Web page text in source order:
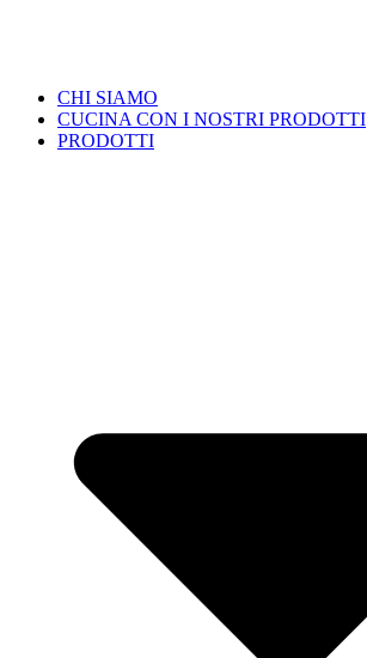
CHI SIAMO
CUCINA CON I NOSTRI PRODOTTI
PRODOTTI